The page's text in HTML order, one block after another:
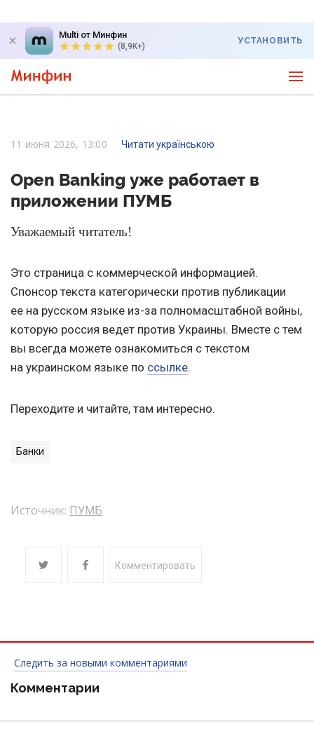
Multi от Минфин
(8,9K+)
УСТАНОВИТЬ
11 июня 2026, 13:00 Читати українською
Open Banking уже работает в
приложении ПУМБ
Уважаемый читатель!
Это страница с коммерческой информацией.
Спонсор текста категорически против публикации
ее на русском языке из-за полномасштабной войны,
которую россия ведет против Украины. Вместе с тем
вы всегда можете ознакомиться с текстом
на украинском языке по ссылке.
Переходите и читайте, там интересно.
Банки
Источник: ПУМБ
Комментировать
Следить за новыми комментариями
Комментарии